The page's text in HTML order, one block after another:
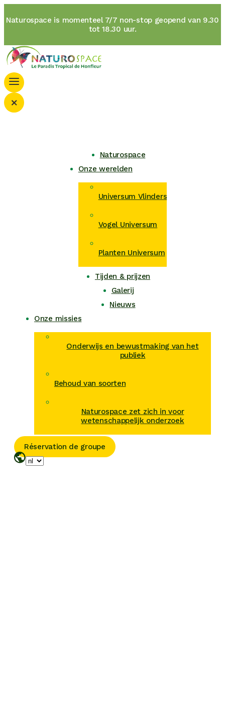
Naturospace is momenteel 7/7 non-stop geopend van 9.30
tot 18.30 uur.
×
Naturospace
Onze werelden
Universum Vlinders
Vogel Universum
Planten Universum
Tijden & prijzen
Galerij
Nieuws
Onze missies
Onderwijs en bewustmaking van het
publiek
Behoud van soorten
Naturospace zet zich in voor
wetenschappelijk onderzoek
Réservation de groupe